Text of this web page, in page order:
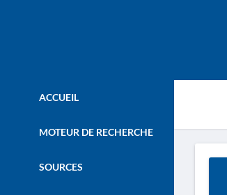
ACCUEIL
MOTEUR DE RECHERCHE
SOURCES